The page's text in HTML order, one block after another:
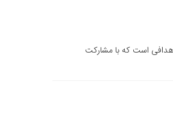
است که با مشارکت